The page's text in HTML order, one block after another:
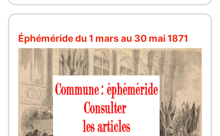
Éphéméride du 1 mars au 30 mai 1871